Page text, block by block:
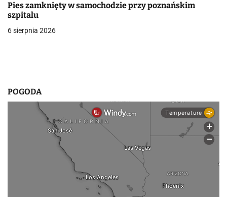
i
s
Pies zamknięty w samochodzie przy poznańskim
szpitalu
6 sierpnia 2026
POGODA